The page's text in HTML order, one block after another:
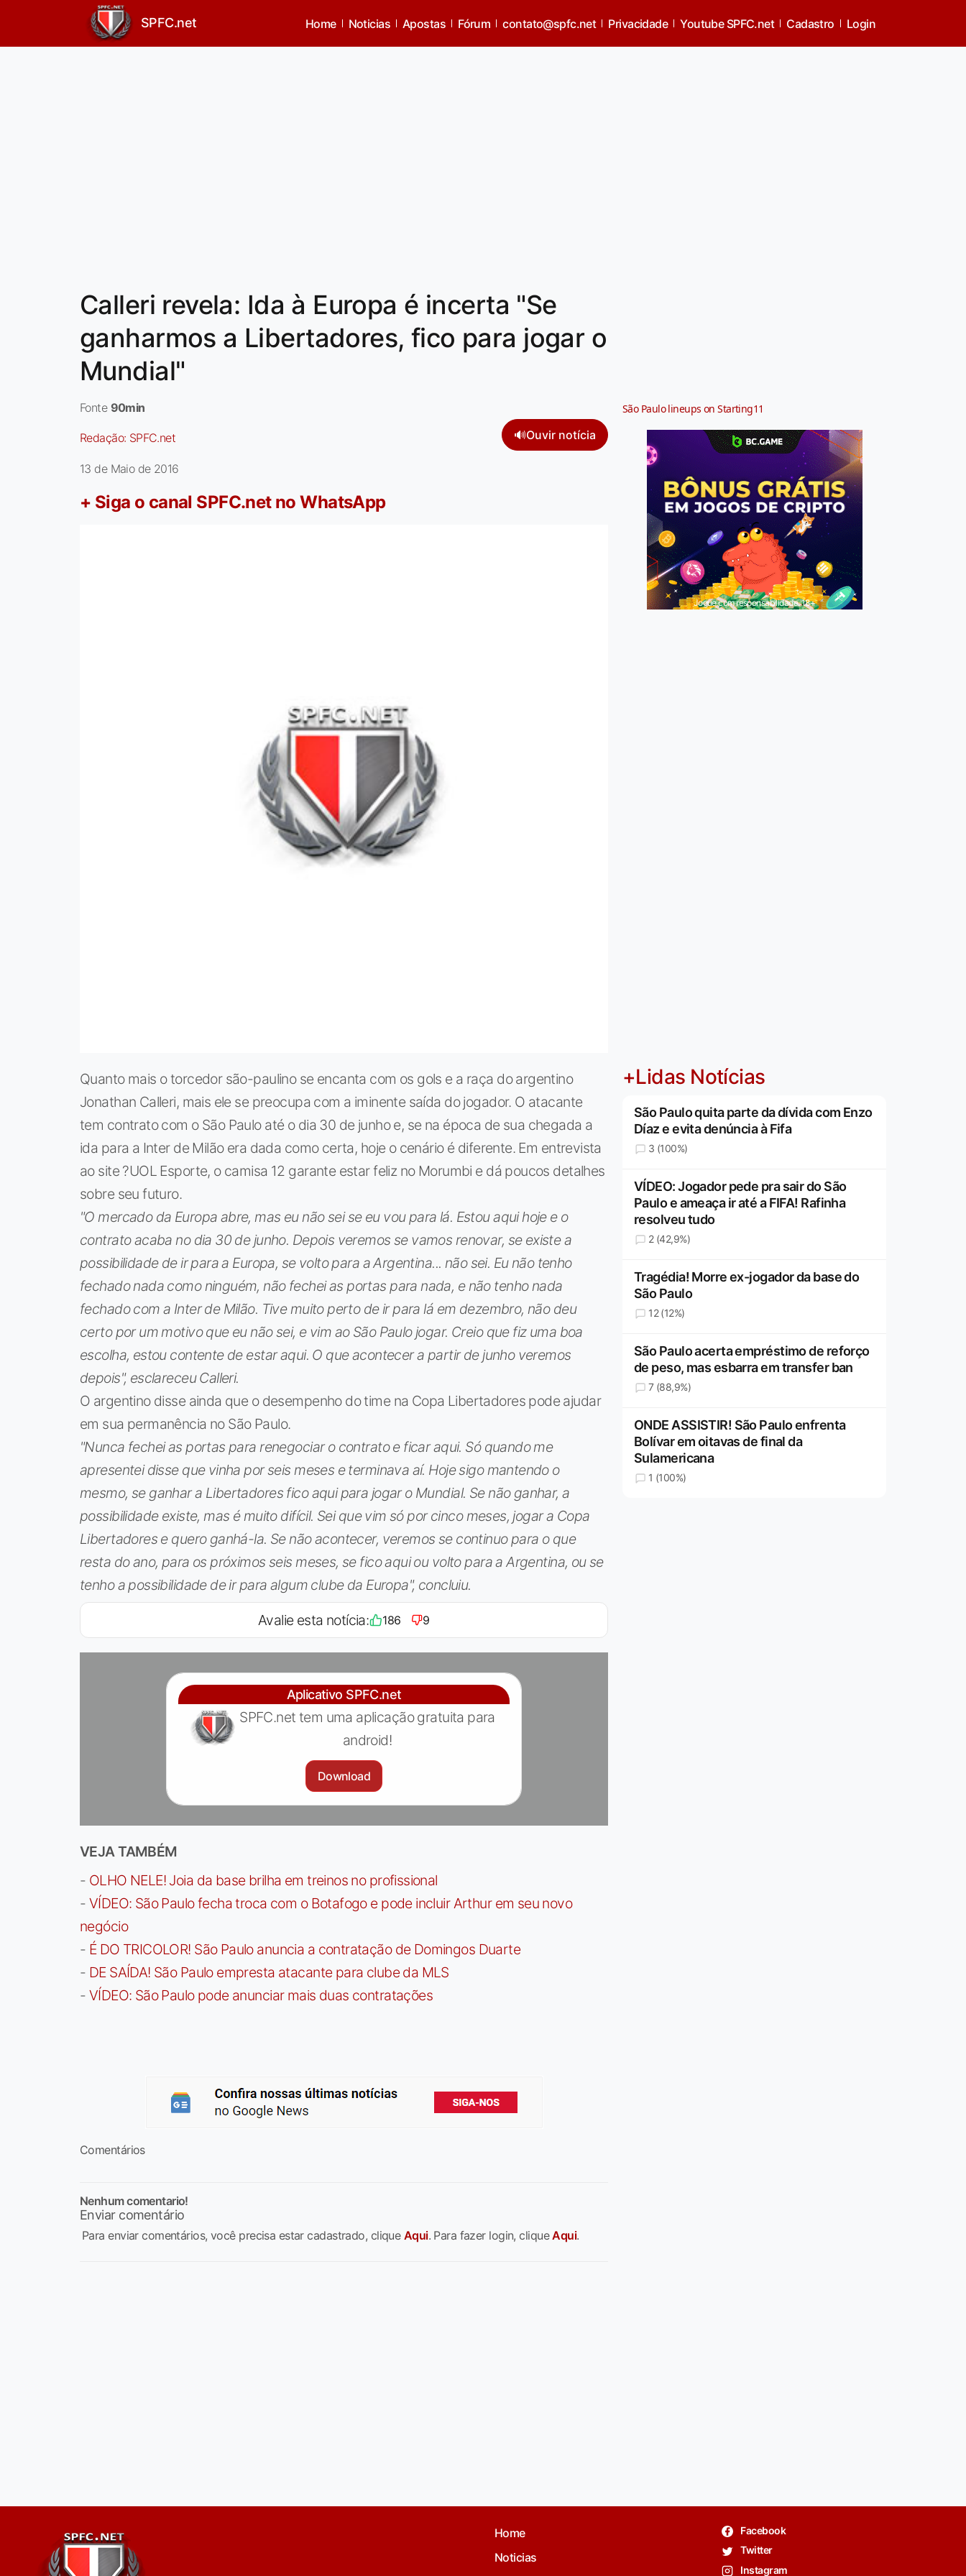
SPFC.net Home Noticias Apostas Fórum contato@spfc.net Privacidade Youtube SPFC.net Cadastro Login
Calleri revela: Ida à Europa é incerta "Se
ganharmos a Libertadores, fico para jogar o
Mundial"
Fonte 90min
Redação: SPFC.net 🔊Ouvir notícia
13 de Maio de 2016
+ Siga o canal SPFC.net no WhatsApp
Quanto mais o torcedor são-paulino se encanta com os gols e a raça do argentino
Jonathan Calleri, mais ele se preocupa com a iminente saída do jogador. O atacante
tem contrato com o São Paulo até o dia 30 de junho e, se na época de sua chegada a
ida para a Inter de Milão era dada como certa, hoje o cenário é diferente. Em entrevista
ao site ?UOL Esporte, o camisa 12 garante estar feliz no Morumbi e dá poucos detalhes
sobre seu futuro.
"O mercado da Europa abre, mas eu não sei se eu vou para lá. Estou aqui hoje e o
contrato acaba no dia 30 de junho. Depois veremos se vamos renovar, se existe a
possibilidade de ir para a Europa, se volto para a Argentina... não sei. Eu não tenho
fechado nada como ninguém, não fechei as portas para nada, e não tenho nada
fechado com a Inter de Milão. Tive muito perto de ir para lá em dezembro, não deu
certo por um motivo que eu não sei, e vim ao São Paulo jogar. Creio que fiz uma boa
escolha, estou contente de estar aqui. O que acontecer a partir de junho veremos
depois", esclareceu Calleri.
O argentino disse ainda que o desempenho do time na Copa Libertadores pode ajudar
em sua permanência no São Paulo.
"Nunca fechei as portas para renegociar o contrato e ficar aqui. Só quando me
apresentei disse que vinha por seis meses e terminava aí. Hoje sigo mantendo o
mesmo, se ganhar a Libertadores fico aqui para jogar o Mundial. Se não ganhar, a
possibilidade existe, mas é muito difícil. Sei que vim só por cinco meses, jogar a Copa
Libertadores e quero ganhá-la. Se não acontecer, veremos se continuo para o que
resta do ano, para os próximos seis meses, se fico aqui ou volto para a Argentina, ou se
tenho a possibilidade de ir para algum clube da Europa", concluiu.
Avalie esta notícia: 186 9
Aplicativo SPFC.net
SPFC.net tem uma aplicação gratuita para
android!
Download
VEJA TAMBÉM
- OLHO NELE! Joia da base brilha em treinos no profissional
- VÍDEO: São Paulo fecha troca com o Botafogo e pode incluir Arthur em seu novo
negócio
- É DO TRICOLOR! São Paulo anuncia a contratação de Domingos Duarte
- DE SAÍDA! São Paulo empresta atacante para clube da MLS
- VÍDEO: São Paulo pode anunciar mais duas contratações
Comentários
Nenhum comentario!
Enviar comentário
Para enviar comentários, você precisa estar cadastrado, clique Aqui. Para fazer login, cliqueAqui.
São Paulo lineups on Starting11
Jogue com responsabilidade. 18+
+Lidas Notícias
São Paulo quita parte da dívida com Enzo
Díaz e evita denúncia à Fifa
3 (100%)
VÍDEO: Jogador pede pra sair do São
Paulo e ameaça ir até a FIFA! Rafinha
resolveu tudo
2 (42,9%)
Tragédia! Morre ex-jogador da base do
São Paulo
12 (12%)
São Paulo acerta empréstimo de reforço
de peso, mas esbarra em transfer ban
7 (88,9%)
ONDE ASSISTIR! São Paulo enfrenta
Bolívar em oitavas de final da
Sulamericana
1 (100%)
Home
Noticias
Facebook
Twitter
Instagram